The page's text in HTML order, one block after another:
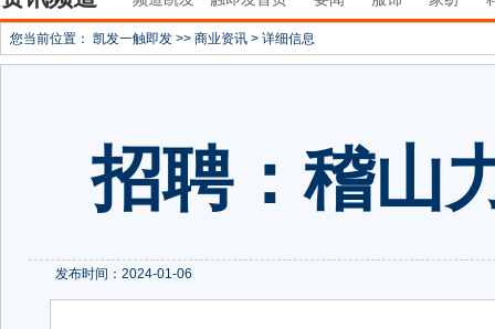
您当前位置： 凯发一触即发 >> 商业资讯 > 详细信息
招聘：稽山
发布时间：2024-01-06